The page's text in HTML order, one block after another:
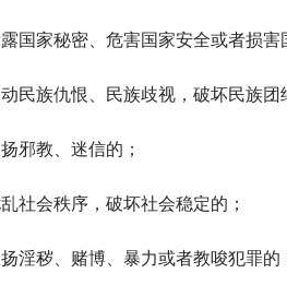
露国家秘密、危害国家安全或者损害
动民族仇恨、民族歧视，破坏民族
扬邪教、迷信的；
乱社会秩序，破坏社会稳定的；
扬淫秽、赌博、暴力或者教唆犯罪的